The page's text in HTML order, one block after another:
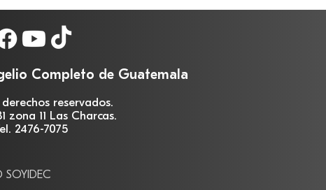
Completo de Guatemala
reservados.
zona 11 Las Charcas.
2476-7075